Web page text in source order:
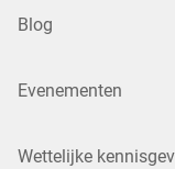
Blog
Evenementen
Wettelijke